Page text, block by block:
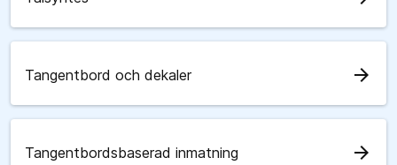
Tangentbord och dekaler arrow_forward
Tangentbordsbaserad inmatning arrow_forward